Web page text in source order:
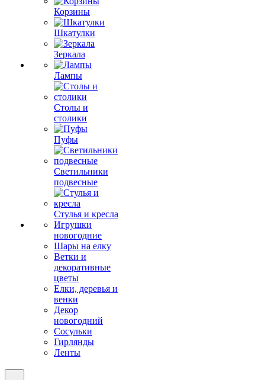
Корзины
Шкатулки
Зеркала
Лампы
Столы и
столики
Пуфы
Светильники
подвесные
Стулья и кресла
Игрушки
новогодние
Шары на елку
Ветки и
декоративные
цветы
Елки, деревья и
венки
Декор
новогодний
Сосульки
Гирлянды
Ленты